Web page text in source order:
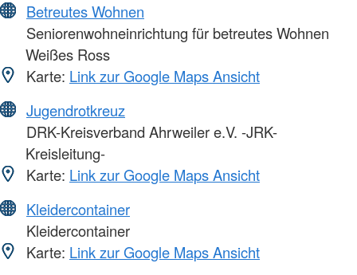
Betreutes Wohnen
Seniorenwohneinrichtung für betreutes Wohnen
Weißes Ross
Karte: Link zur Google Maps Ansicht
Jugendrotkreuz
DRK-Kreisverband Ahrweiler e.V. -JRK-
Kreisleitung-
Karte: Link zur Google Maps Ansicht
Kleidercontainer
Kleidercontainer
Karte: Link zur Google Maps Ansicht